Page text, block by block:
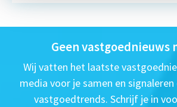
Geen vastgoednieuws
Wij vatten het laatste
media voor je samen en
vastgoedtrends. Schrijf je in